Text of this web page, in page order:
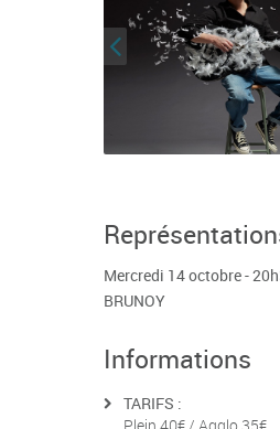
Mercredi 14 octobre -
BRUNOY
Informations
TARIFS :